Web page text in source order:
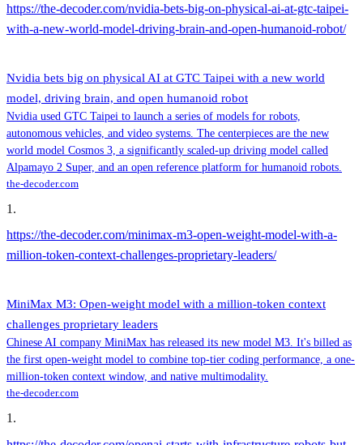
https://the-decoder.com/nvidia-bets-big-on-physical-ai-at-gtc-taipei-
with-a-new-world-model-driving-brain-and-open-humanoid-robot/
Nvidia bets big on physical AI at GTC Taipei with a new world
model, driving brain, and open humanoid robot
Nvidia used GTC Taipei to launch a series of models for robots,
autonomous vehicles, and video systems. The centerpieces are the new
world model Cosmos 3, a significantly scaled-up driving model called
Alpamayo 2 Super, and an open reference platform for humanoid robots.
the-decoder.com
1 .
https://the-decoder.com/minimax-m3-open-weight-model-with-a-
million-token-context-challenges-proprietary-leaders/
MiniMax M3: Open-weight model with a million-token context
challenges proprietary leaders
Chinese AI company MiniMax has released its new model M3. It's billed as
the first open-weight model to combine top-tier coding performance, a one-
million-token context window, and native multimodality.
the-decoder.com
1 .